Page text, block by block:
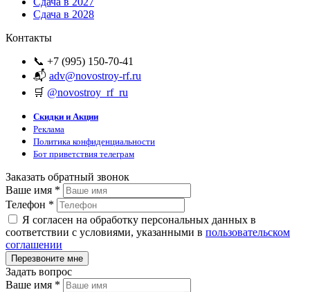
Сдача в 2028
Контакты
📞 +7 (995) 150-70-41
📬 adv@novostroy-rf.ru
🛒 @novostroy_rf_ru
Скидки и Акции
Реклама
Политика конфиденциальности
Бот приветствия телеграм
Заказать обратный звонок
Ваше имя *
Телефон *
Я согласен на обработку персональных данных в
соответствии с условиями, указанными в пользовательском
соглашении
Задать вопрос
Ваше имя *